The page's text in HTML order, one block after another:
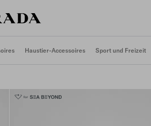
Haustier-Accessoires Sport und Freizeit